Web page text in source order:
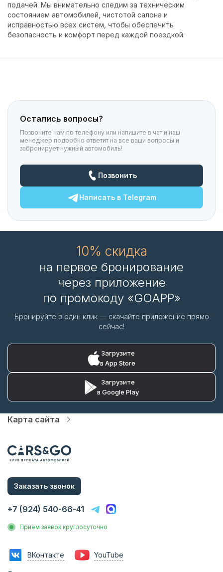
подачей. Мы внимательно следим за техническим
состоянием автомобилей, чистотой салона и
исправностью всех систем, чтобы обеспечить
безопасность и комфорт перед каждой поездкой.
Остались вопросы?
Позвоните нам по телефону или напишите в чат и наш
менеджер подробно ответит на все ваши вопросы и
забронирует нужный автомобиль!
Позвонить
Написать вTelegram
10% скидка
на первое бронирование
через приложение
по промокоду «GOAPP»
Бронируйте в один клик — скачайте приложение прямо
сейчас!
Загрузите
в App Store
Загрузите
в Google Play
Карта сайта
Услуги
О компании
Контакты
Аренда без водителя
Трансфер на вокзал
Трансфер в гостиницу
Франшиза
Фотосессии с авто
Заказать звонок
+7 (924) 540-66-41
Приём заявок круглосуточно
ВКонтакте YouTube